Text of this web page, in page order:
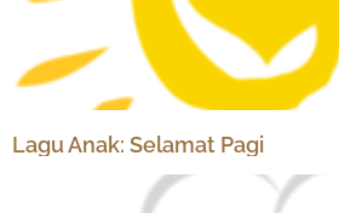
Lagu Anak: Selamat Pagi